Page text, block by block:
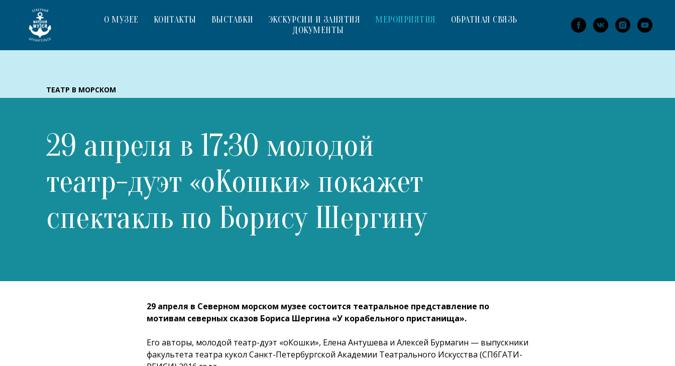
О МУЗЕЕ КОНТАКТЫ ВЫСТАВКИ ЭКСКУРСИИ И ЗАНЯТИЯ МЕРОПРИЯТИЯ
ОБРАТНАЯ СВЯЗЬ
ДОКУМЕНТЫ
ТЕАТР В МОРСКОМ
29 апреля в 17:30 молодой
театр-дуэт «оКошки» покажет
спектакль по Борису Шергину
29 апреля в Северном морском музее состоится театральное представление по
мотивам северных сказов Бориса Шергина «У корабельного пристанища».
Его авторы, молодой театр-дуэт «оКошки», Елена Антушева и Алексей Бурмагин — выпускники
факультета театра кукол Санкт-Петербургской Академии Театрального Искусства (СПбГАТИ-